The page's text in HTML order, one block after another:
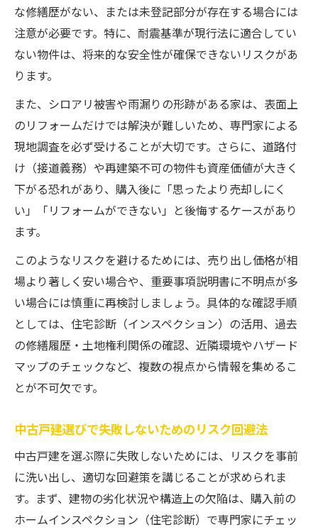
な修繕歴がない、または未登記部分が存在する場合には
注意が必要です。特に、耐震基準が現行法に適合してい
ない物件は、将来的な安全性が確保できないリスクがあ
ります。
また、シロアリ被害や雨漏りの形跡がある家は、表面上
のリフォームだけでは解決が難しいため、専門家による
現地調査を必ず受けることが大切です。さらに、道路付
け（接道義務）や再建築不可の物件も資産価値が大きく
下がる恐れがあり、購入後に「思ったより売却しにく
い」「リフォームができない」と後悔するケースがあり
ます。
このようなリスクを避けるためには、売り出し価格が相
場より著しく安い場合や、重要事項説明書に不明点が多
い場合には慎重に再検討しましょう。具体的な確認手順
としては、住宅診断（インスペクション）の活用、過去
の修繕履歴・土地権利関係の確認、近隣環境やハザード
マップのチェックなど、複数の視点から情報を集めるこ
とが不可欠です。
中古戸建選びで失敗しないためのリスク回避法
中古戸建を選ぶ際に失敗しないためには、リスクを事前
に洗い出し、適切な回避策を講じることが求められま
す。まず、建物の劣化状況や構造上の欠陥は、購入前の
ホームインスペクション（住宅診断）で専門家にチェッ